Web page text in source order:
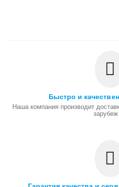
Быстро и
Наша компания производит